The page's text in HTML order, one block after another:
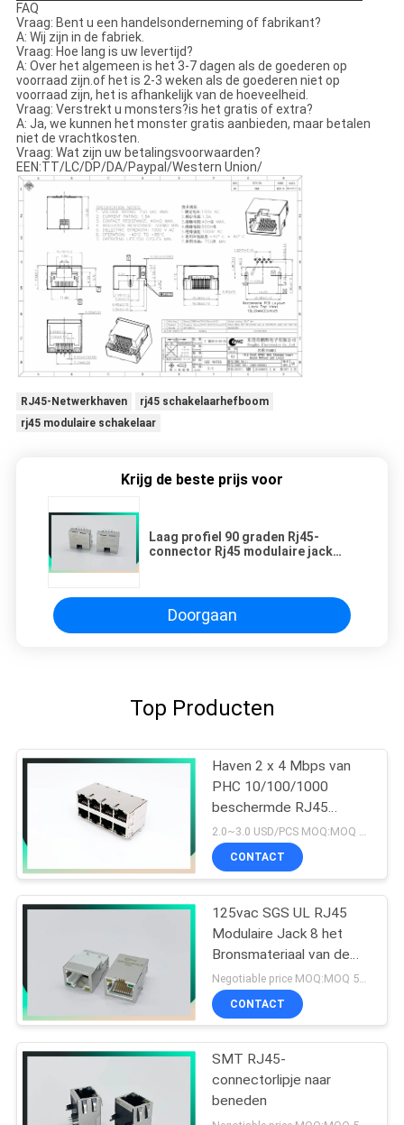
FAQ
Vraag: Bent u een handelsonderneming of fabrikant?
A: Wij zijn in de fabriek.
Vraag: Hoe lang is uw levertijd?
A: Over het algemeen is het 3-7 dagen als de goederen op
voorraad zijn.of het is 2-3 weken als de goederen niet op
voorraad zijn, het is afhankelijk van de hoeveelheid.
Vraag: Verstrekt u monsters?is het gratis of extra?
A: Ja, we kunnen het monster gratis aanbieden, maar betalen
niet de vrachtkosten.
Vraag: Wat zijn uw betalingsvoorwaarden?
EEN:TT/LC/DP/DA/Paypal/Western Union/
RJ45-Netwerkhaven
rj45 schakelaarhefboom
rj45 modulaire schakelaar
Krijg de beste prijs voor
Laag profiel 90 graden Rj45-
connector Rj45 modulaire jack
Doorgaan
Top Producten
Haven 2 x 4 Mbps van
PHC 10/100/1000
beschermde RJ45
Ethernet Jack W/O LED 2.0~3.0 USD/PCS MOQ:MOQ 500- 5kpcs
CONTACT
125vac SGS UL RJ45
Modulaire Jack 8 het
Bronsmateriaal van de
Speldfosfoor
Negotiable price MOQ:MOQ 500- 5kpcs
CONTACT
SMT RJ45-
connectorlipje naar
beneden